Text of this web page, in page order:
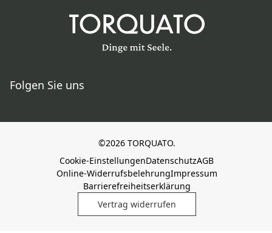
Folgen Sie uns
©2026 TORQUATO.
Cookie-EinstellungenDatenschutzAGB
Online-WiderrufsbelehrungImpressum
Barrierefreiheitserklärung
Vertrag widerrufen